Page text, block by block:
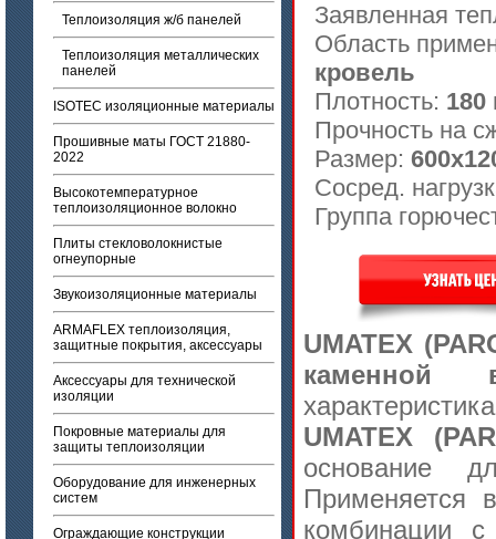
Теплоизоляция ж/б панелей
Теплоизоляция металлических
панелей
ISOTEC изоляционные материалы
Прошивные маты ГОСТ 21880-
2022
Высокотемпературное
теплоизоляционное волокно
Плиты стекловолокнистые
огнеупорные
Звукоизоляционные материалы
ARMAFLEX теплоизоляция,
защитные покрытия, аксессуары
Аксессуары для технической
изоляции
Покровные материалы для
защиты теплоизоляции
Оборудование для инженерных
систем
Ограждающие конструкции
Заявленная
Область
кровель
Плотность: 180
Прочность на
Размер:
Сосред.
Группа
UMATEX
каменной
UMATEX
основание
Применяется
комбинации